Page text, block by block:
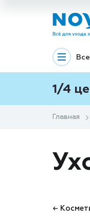
1/4
Главная
←